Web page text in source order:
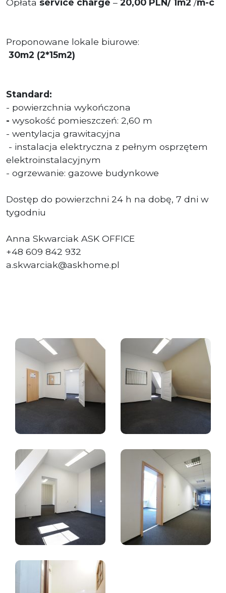
Opłata service charge – 20,00 PLN/ 1m2 /m-c
Proponowane lokale biurowe:
30m2 (2*15m2)
Standard:
- powierzchnia wykończona
- wysokość pomieszczeń: 2,60 m
- wentylacja grawitacyjna
- instalacja elektryczna z pełnym osprzętem
elektroinstalacyjnym
- ogrzewanie: gazowe budynkowe
Dostęp do powierzchni 24 h na dobę, 7 dni w
tygodniu
Anna Skwarciak ASK OFFICE
+48 609 842 932
a.skwarciak@askhome.pl